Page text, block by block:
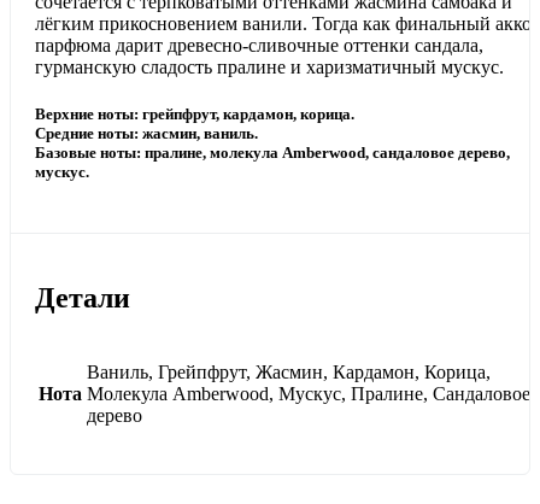
лёгким прикосновением ванили. Тогда как финальный
парфюма дарит древесно-сливочные оттенки сандала,
гурманскую сладость пралине и харизматичный мускус.
Верхние ноты: грейпфрут, кардамон, корица.
Средние ноты: жасмин, ваниль.
Базовые ноты: пралине, молекула Amberwood, сандаловое дерево,
мускус.
Детали
Нота
Ваниль, Грейпфрут, Жасмин, Кардамон, Корица,
Молекула Amberwood, Мускус, Пралине, Сандаловое
дерево